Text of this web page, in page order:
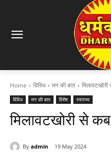
Home विविध मन की बात
विविध मन की बात विशेष स्वास्थ्य
मिलावटखोरी से
By admin 19 May 2024